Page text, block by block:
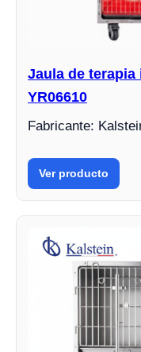
Jaula de
YR06610
Fabricante:
Ver producto